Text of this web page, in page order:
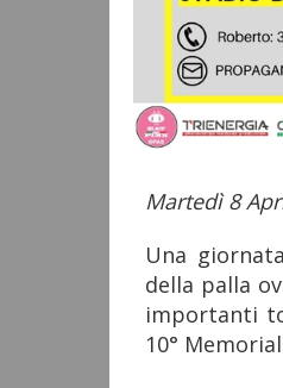
Martedì 8
Una
della palla
importanti
10°